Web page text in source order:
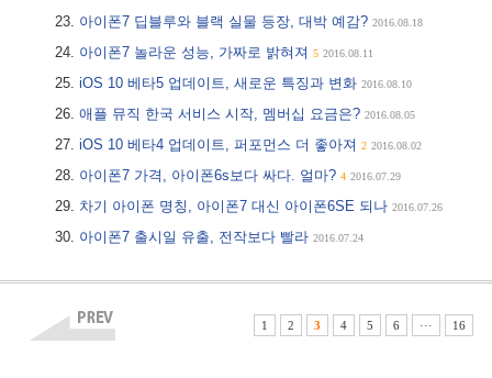
아이폰7 딥블루와 블랙 실물 등장, 대박 예감? 2016.08.18
아이폰7 놀라운 성능, 가짜로 밝혀져 5 2016.08.11
iOS 10 베타5 업데이트, 새로운 특징과 변화 2016.08.10
애플 뮤직 한국 서비스 시작, 멤버십 요금은? 2016.08.05
iOS 10 베타4 업데이트, 퍼포먼스 더 좋아져 2 2016.08.02
아이폰7 가격, 아이폰6s보다 싸다. 얼마? 4 2016.07.29
차기 아이폰 명칭, 아이폰7 대신 아이폰6SE 되나 2016.07.26
아이폰7 출시일 유출, 전작보다 빨라 2016.07.24
1 2 3 4 5 6 ··· 16